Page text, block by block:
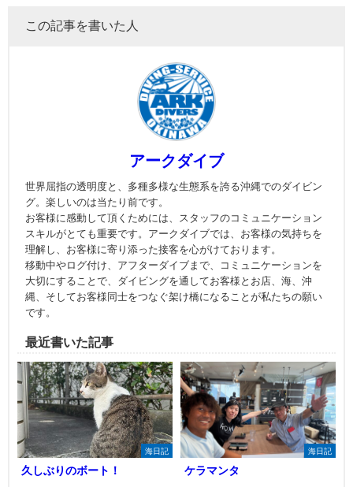
この記事を書いた人
アークダイブ
世界屈指の透明度と、多種多様な生態系を誇る沖縄でのダイビン
グ。楽しいのは当たり前です。
お客様に感動して頂くためには、スタッフのコミュニケーション
スキルがとても重要です。アークダイブでは、お客様の気持ちを
理解し、お客様に寄り添った接客を心がけております。
移動中やログ付け、アフターダイブまで、コミュニケーションを
大切にすることで、ダイビングを通してお客様とお店、海、沖
縄、そしてお客様同士をつなぐ架け橋になることが私たちの願い
です。
最近書いた記事
海日記
久しぶりのボート！
海日記
ケラマンタ